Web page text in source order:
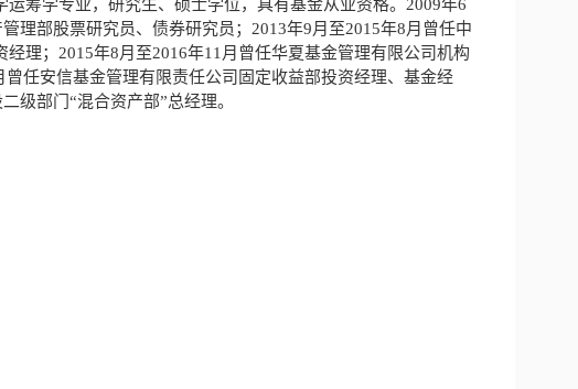
筹学专业，研究生、硕士学位，具有基金从业资格。2009年6
理部股票研究员、债券研究员；2013年9月至2015年8月曾任中
理；2015年8月至2016年11月曾任华夏基金管理有限公司机构
任安信基金管理有限责任公司固定收益部投资经理、基金经
级部门“混合资产部”总经理。